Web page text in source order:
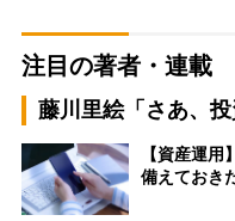
注目の著者・連載
藤川里絵「さあ、投
【資産運
備えておき